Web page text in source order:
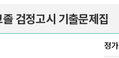
검정고시 기출문제집
정가